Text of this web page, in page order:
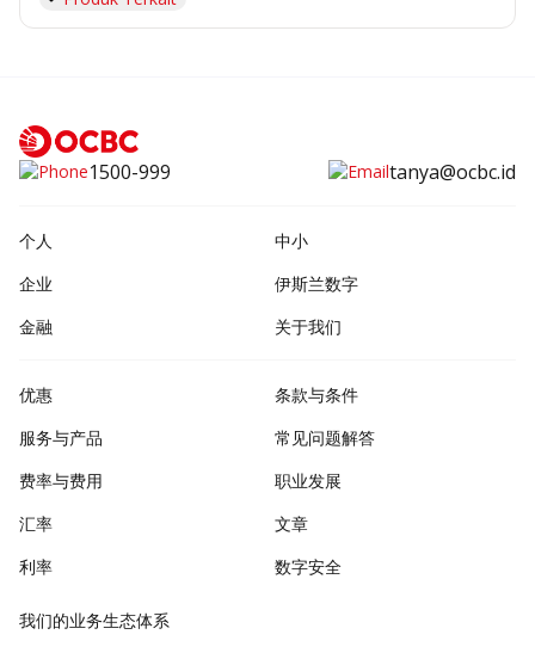
1500-999 tanya@ocbc.id
个人
中小
企业
伊斯兰数字
金融
关于我们
优惠
服务与产品
费率与费用
汇率
利率
条款与条件
常见问题解答
职业发展
文章
数字安全
我们的业务生态体系